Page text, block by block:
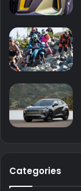
Categories